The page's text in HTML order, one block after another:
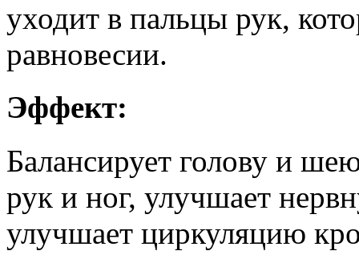
уходит в пальцы рук,
равновесии.
Эффект:
Балансирует голову и
рук и ног, улучшает
улучшает циркуляцию